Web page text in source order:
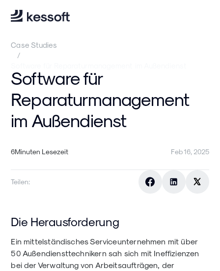
Case Studies
/
Software für
Reparaturmanagement
im Außendienst
6Minuten Lesezeit Feb 16, 2025
Teilen:
Die Herausforderung
Ein mittelständisches Serviceunternehmen mit über
50 Außendiensttechnikern sah sich mit Ineffizienzen
bei der Verwaltung von Arbeitsaufträgen, der